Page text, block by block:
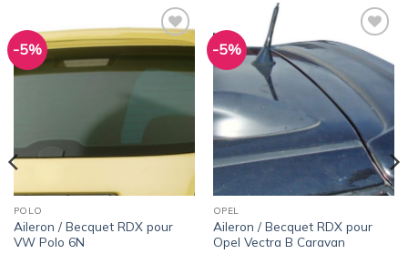
-5%
Ajouter
wishlist
POLO
Aileron / Becquet RDX pour
VW Polo 6N
-5%
Ajouter
à la
wishlist
OPEL
Aileron / Becquet RDX pour
Opel Vectra B Caravan